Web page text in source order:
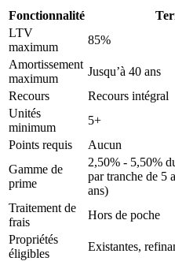
Fonctionnalité
LTV
maximum
85%
Amortissement
maximum
Jusqu’à 40 ans
Recours
Recours intégral
Unités
minimum
5+
Points requis
Aucun
Gamme de
prime
2,50% - 5,50%
par tranche de 5
ans)
Traitement de
frais
Hors de poche
Propriétés
éligibles
Existantes,